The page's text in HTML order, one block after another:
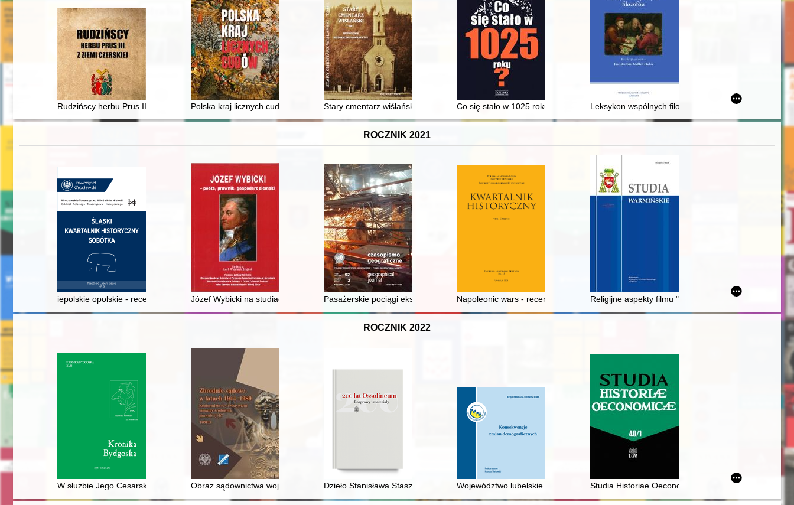
Rudzińscy herbu Prus III z ziemi ciechanowskiej w archiwaliach : przasnyskie ziemskie wieczyste. T. 7
Polska kraj licznych cudów Stary cmentarz wiślański. T. 1, Co się stało w 1025 roku? Leksykon wspólnych filozofów
ROCZNIK 2021
iepolskie opolskie - recenzja] Józef Wybicki na studiach w Lejdzie Pasażerskie pociągi ekspresowe w Polsce : rozwój i ewolucja po II wojnie światowej = Passenger express trains in Poland :
Napoleonic wars - recenzja] Religijne aspekty filmu "Historia o proroku Eliaszu z
ROCZNIK 2022
W służbie Jego Cesarskiej Mości : Józefa Szügyi Trajtlera bośniacko-hercegowińska rzeczywistość kolejowa
Obraz sądownictwa wojskowego w czasach Edwarda Gierka w świetle artykułów w "Wojskowym Przeglądzie Prawniczym"
Dzieło Stanisława Staszica w Warszawie jako przykład mecenatu kulturalnego, naukowego i społecznego
Województwo lubelskie 1919-2020 : rozwój demograficznyStudia Historiae Oeconomicae. Vol. 40, [pt.] 1 (2022)